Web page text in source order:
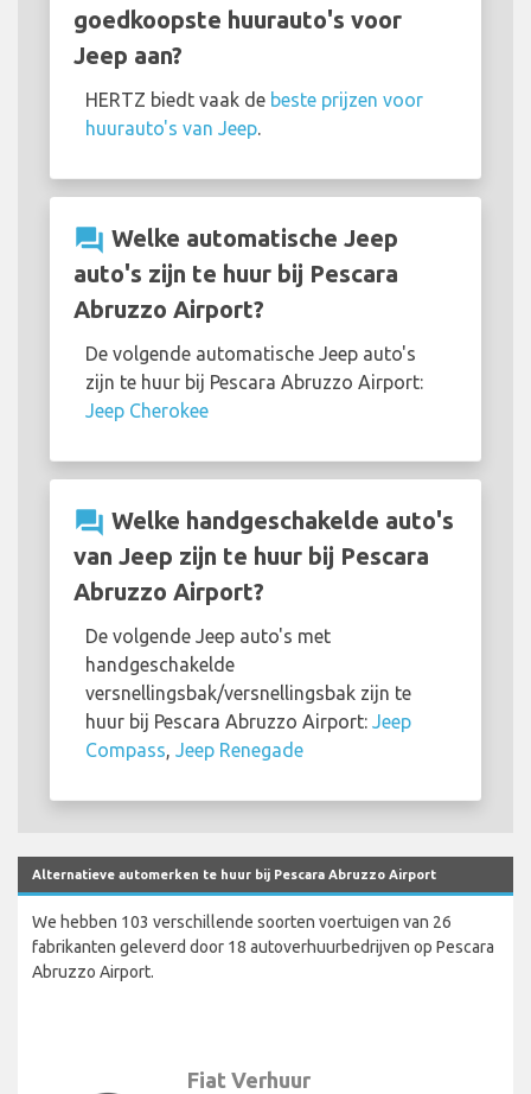
goedkoopste huurauto's voor
Jeep aan?
HERTZ biedt vaak de beste prijzen voor
huurauto's van Jeep.
question_answer Welke automatische Jeep
auto's zijn te huur bij Pescara
Abruzzo Airport?
De volgende automatische Jeep auto's
zijn te huur bij Pescara Abruzzo Airport:
Jeep Cherokee
question_answer Welke handgeschakelde auto's
van Jeep zijn te huur bij Pescara
Abruzzo Airport?
De volgende Jeep auto's met
handgeschakelde
versnellingsbak/versnellingsbak zijn te
huur bij Pescara Abruzzo Airport: Jeep
Compass, Jeep Renegade
Alternatieve automerken te huur bij Pescara Abruzzo Airport
We hebben 103 verschillende soorten voertuigen van 26
fabrikanten geleverd door 18 autoverhuurbedrijven op Pescara
Abruzzo Airport.
Fiat Verhuur